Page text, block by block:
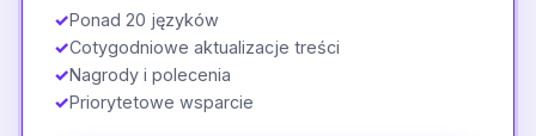
✓Ponad 20 języków
✓Cotygodniowe aktualizacje treści
✓Nagrody i polecenia
✓Priorytetowe wsparcie